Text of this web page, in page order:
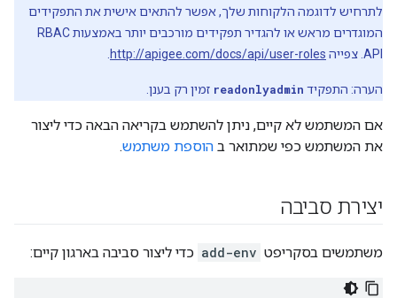
לתרחיש לדוגמה הלקוחות שלך, אפשר להתאים אישית את התפקידים
המוגדרים מראש או להגדיר תפקידים מורכבים יותר באמצעות RBAC
API. צפייה
http://apigee.com/docs/api/user-roles
הערה: התפקיד readonlyadmin זמין רק בענן.
אם המשתמש לא קיים, ניתן להשתמש בקריאה הבאה כדי ליצור
את המשתמש כפי שמתואר ב הוספת משתמש.
יצירת סביבה
משתמשים בסקריפט add-env כדי ליצור סביבה בארגון קיים: